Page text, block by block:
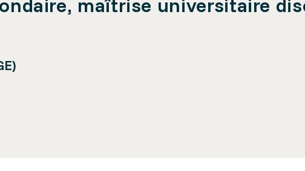
maîtrise universitaire